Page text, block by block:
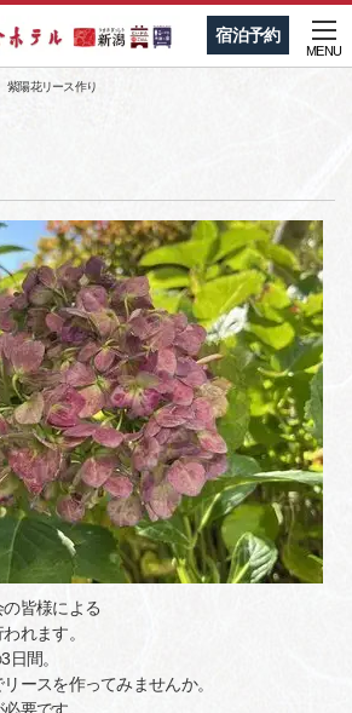
宿泊予約
MENU
紫陽花リース作り
皆様による
れます。
間。
ースを作ってみませんか。